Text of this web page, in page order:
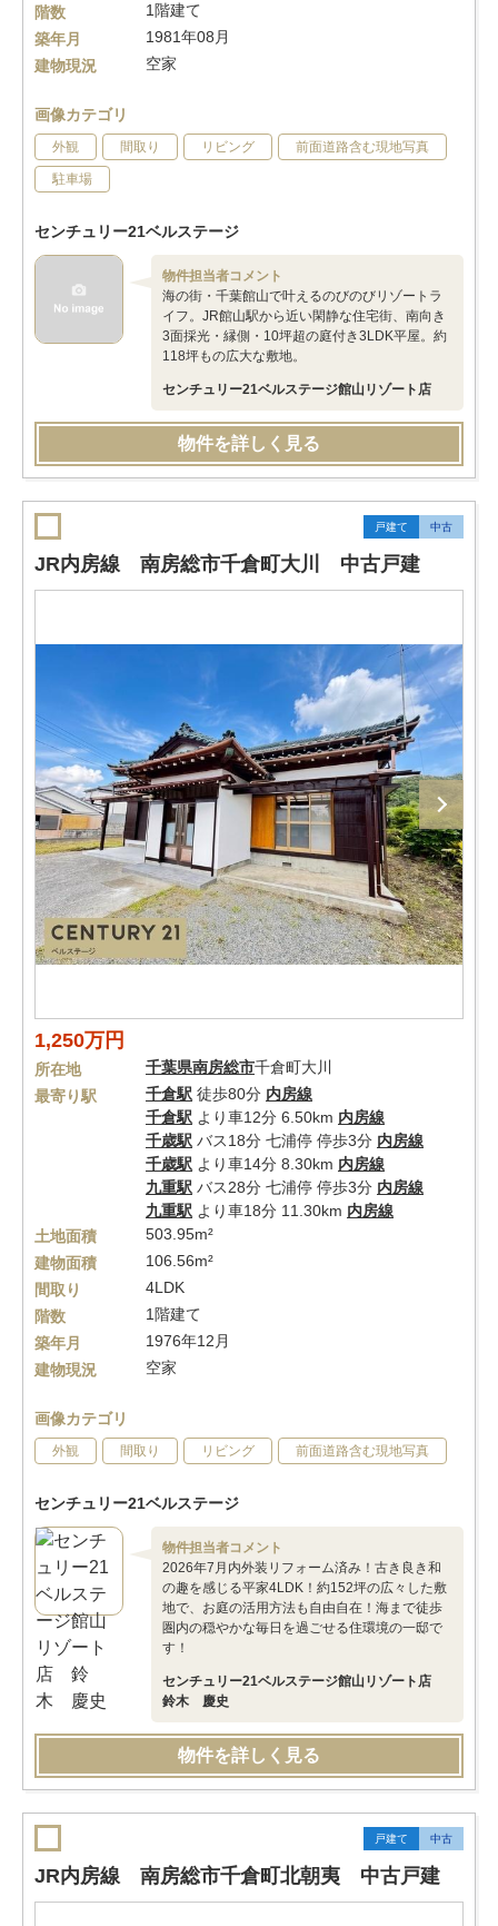
階数
1階建て
築年月
1981年08月
建物現況
空家
画像カテゴリ
外観 間取り リビング 前面道路含む現地写真
駐車場
センチュリー21ベルステージ
物件担当者コメント
海の街・千葉館山で叶えるのびのびリゾートラ
イフ。JR館山駅から近い閑静な住宅街、南向き
3面採光・縁側・10坪超の庭付き3LDK平屋。約
118坪もの広大な敷地。
センチュリー21ベルステージ館山リゾート店
物件を詳しく見る
戸建て 中古
JR内房線 南房総市千倉町大川 中古戸建
1,250万円
所在地 千葉県南房総市千倉町大川
最寄り駅
千倉駅 徒歩80分 内房線
千倉駅 より車12分 6.50km 内房線
千歳駅 バス18分 七浦停 停歩3分 内房線
千歳駅 より車14分 8.30km 内房線
九重駅 バス28分 七浦停 停歩3分 内房線
九重駅 より車18分 11.30km 内房線
土地面積
503.95m²
建物面積
106.56m²
間取り
4LDK
階数
1階建て
築年月
1976年12月
建物現況
空家
画像カテゴリ
外観 間取り リビング 前面道路含む現地写真
センチュリー21ベルステージ
物件担当者コメント
2026年7月内外装リフォーム済み！古き良き和
の趣を感じる平家4LDK！約152坪の広々した敷
地で、お庭の活用方法も自由自在！海まで徒歩
圏内の穏やかな毎日を過ごせる住環境の一邸で
す！
センチュリー21ベルステージ館山リゾート店
鈴木 慶史
物件を詳しく見る
戸建て 中古
JR内房線 南房総市千倉町北朝夷 中古戸建